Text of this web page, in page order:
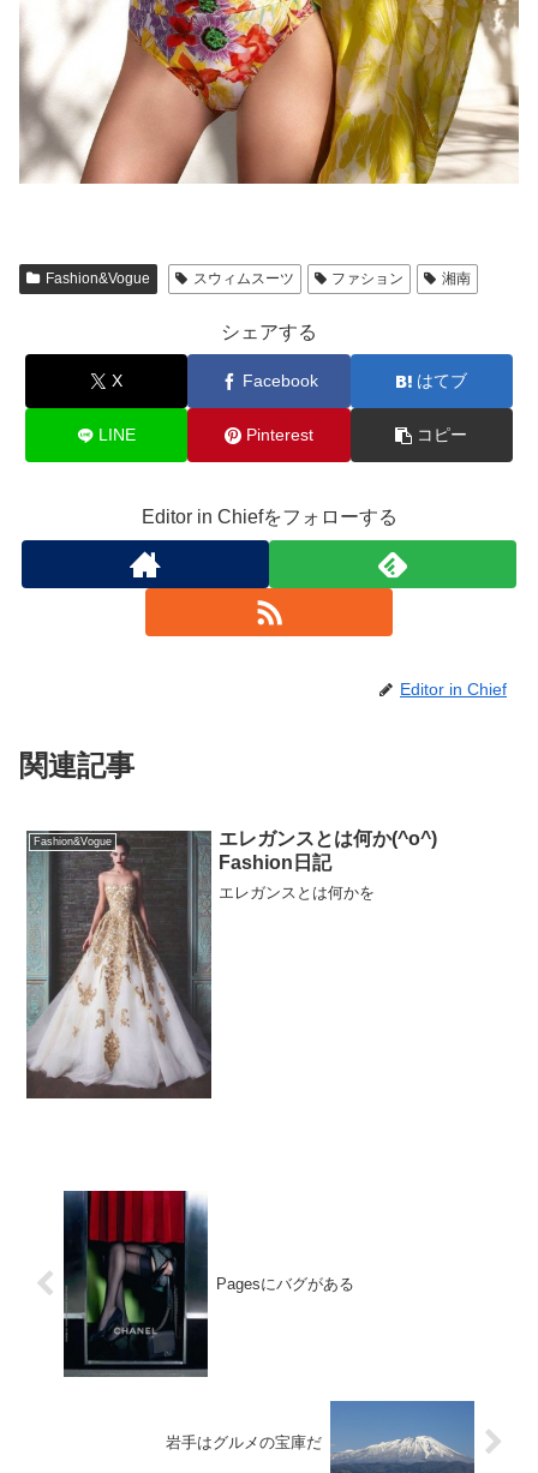
Fashion&Vogue スウィムスーツ ファション 湘南
シェアする
X Facebook はてブ
LINE Pinterest コピー
Editor in Chiefをフォローする
Editor in Chief
関連記事
Fashion&Vogue
エレガンスとは何か(^o^)
Fashion日記
エレガンスとは何かを
Pagesにバグがある
岩手はグルメの宝庫だ